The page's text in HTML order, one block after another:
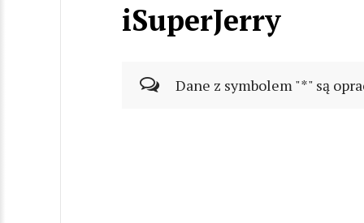
iSuperJerry
Dane z symbolem "*" są